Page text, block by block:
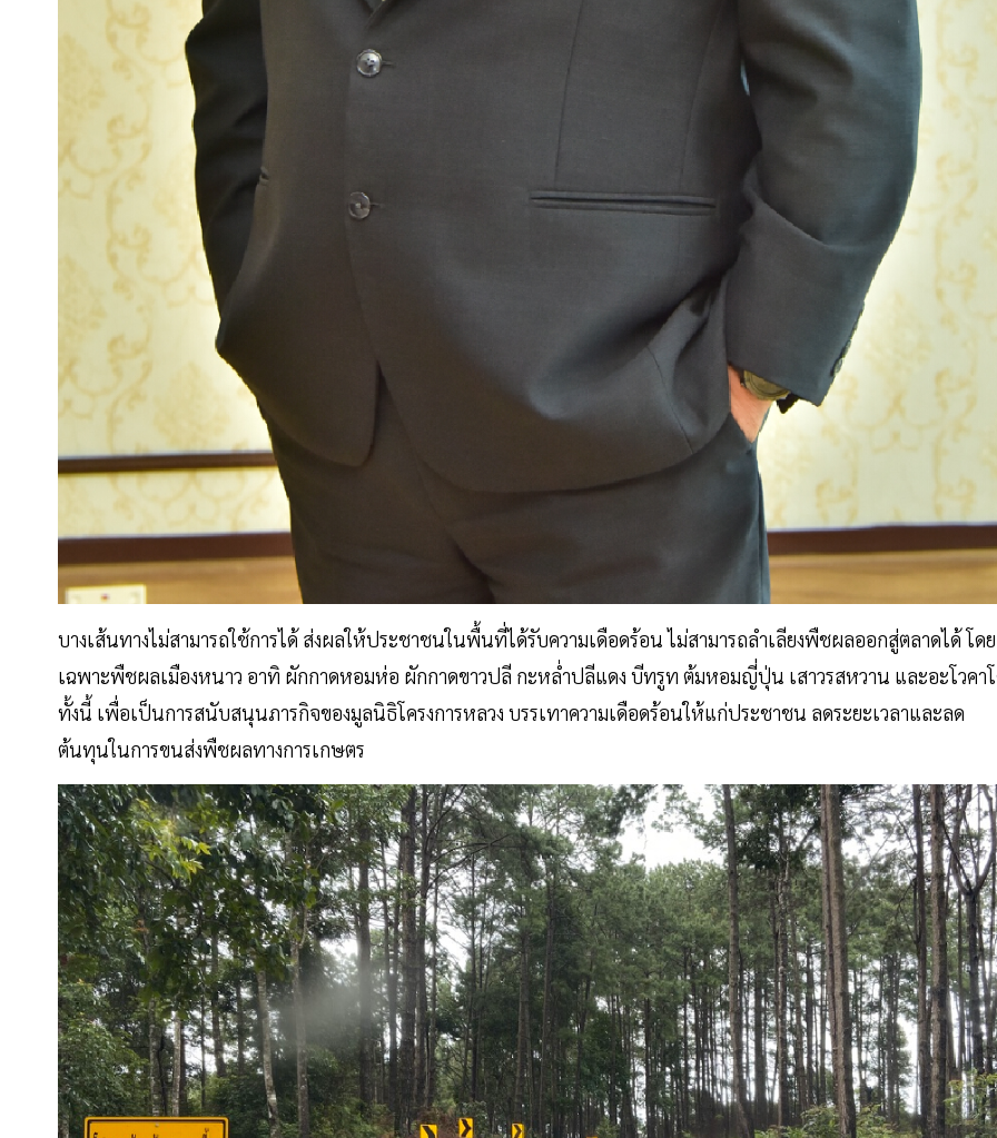
บางเส้นทางไม่สามารถใช้การได้ ส่งผลให้ประชาชนในพื้นที่ได้รับความเดือดร้อน ไม่สามารถลำเลียงพืชผลออกสู่ตลาดได้ โดย
เฉพาะพืชผลเมืองหนาว อาทิ ผักกาดหอมห่อ ผักกาดขาวปลี กะหล่ำปลีแดง บีทรูท ต้มหอมญี่ปุ่น เสาวรสหวาน และอะโวคา
ทั้งนี้ เพื่อเป็นการสนับสนุนภารกิจของมูลนิธิโครงการหลวง บรรเทาความเดือดร้อนให้แก่ประชาชน ลดระยะเวลาและลด
ต้นทุนในการขนส่งพืชผลทางการเกษตร